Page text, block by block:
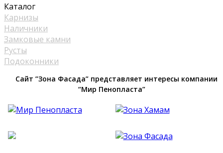
Каталог
Карнизы
Наличники
Замковые камни
Русты
Подоконники
Сайт ”Зона Фасада” представляет интересы компании
“Мир Пенопласта”